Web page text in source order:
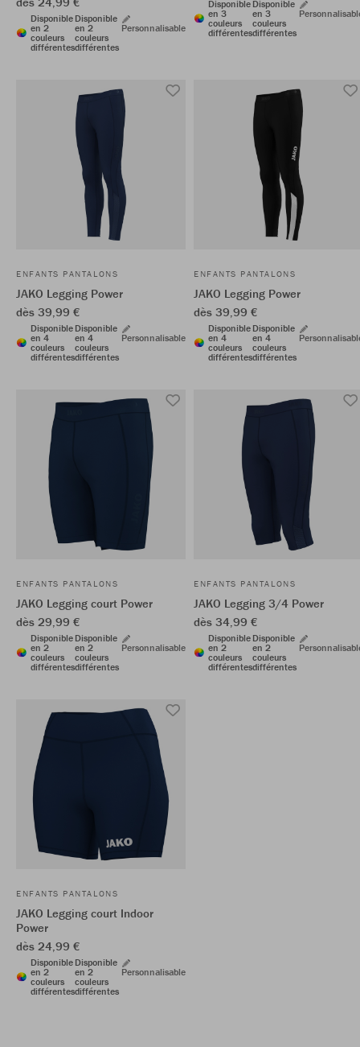
Disponible
en 2
couleurs
différentes
Disponible
en 2
couleurs
différentes
Personnalisable
Disponible
en 3
couleurs
différentes
Disponible
en 3
couleurs
différentes
ENFANTS PANTALONS
JAKO Legging Power
dès 39,99 €
Disponible
en 4
couleurs
différentes
Disponible
en 4
couleurs
différentes
Personnalisable
ENFANTS PANTALONS
JAKO Legging Power
dès 39,99 €
Disponible
en 4
couleurs
différentes
Disponible
en 4
couleurs
différentes
ENFANTS PANTALONS
JAKO Legging court Power
dès 29,99 €
Disponible
en 2
couleurs
différentes
Disponible
en 2
couleurs
différentes
Personnalisable
ENFANTS PANTALONS
JAKO Legging 3/4 Power
dès 34,99 €
Disponible
en 2
couleurs
différentes
Disponible
en 2
couleurs
différentes
ENFANTS PANTALONS
JAKO Legging court Indoor
Power
dès 24,99 €
Disponible
en 2
couleurs
différentes
Disponible
en 2
couleurs
différentes
Personnalisable